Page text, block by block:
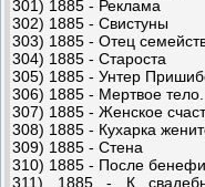
301) 1885 - Реклама
302) 1885 - Свистуны
303) 1885 - Отец
304) 1885 - Староста
305) 1885 - Унтер
306) 1885 - Мертвое тело.
307) 1885 - Женское
308) 1885 - Кухарка
309) 1885 - Стена
310) 1885 - После
311) 1885 - К